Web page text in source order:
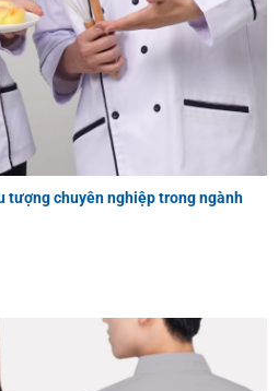
tượng chuyên nghiệp trong ngành